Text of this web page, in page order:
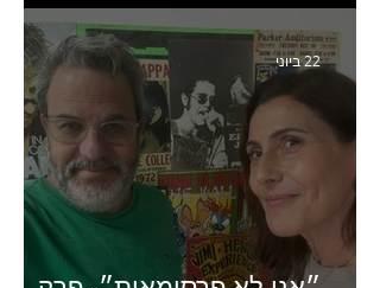
22 ביוני